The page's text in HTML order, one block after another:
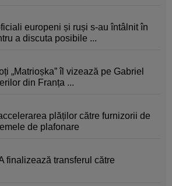
europeni și ruși s-au întâlnit în
a discuta posibile ...
„Matrioșka” îl vizează pe Gabriel
din Franța ...
plăților către furnizorii de
de plafonare
finalizează transferul către